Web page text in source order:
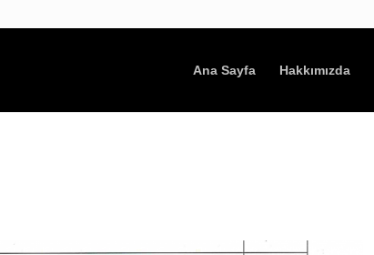
Ana Sayfa Hakkımızda